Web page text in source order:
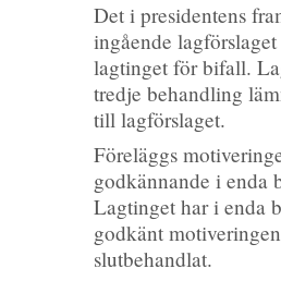
Det i presidentens
ingående
lagtinget för bifall.
tredje behandling
till lagförslaget.
Föreläggs
godkännande i enda
Lagtinget har i enda
godkänt
slutbehandlat.